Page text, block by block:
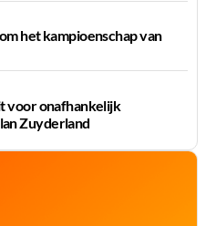
het kampioenschap van
voor onafhankelijk
Zuyderland